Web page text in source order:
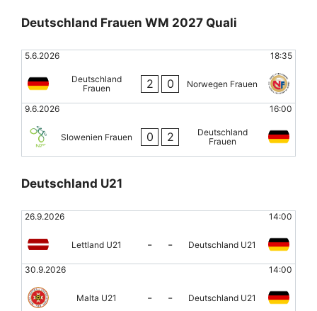
Deutschland Frauen WM 2027 Quali
5.6.2026 18:35
Deutschland
Frauen
2 0 Norwegen Frauen
9.6.2026 16:00
Slowenien Frauen 0 2
Deutschland
Frauen
Deutschland U21
26.9.2026 14:00
Lettland U21 - - Deutschland U21
30.9.2026 14:00
Malta U21 - - Deutschland U21